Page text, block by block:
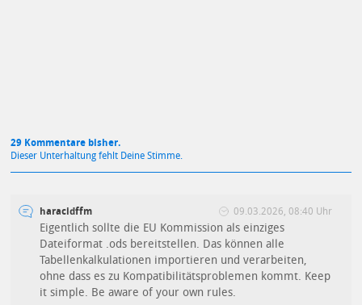
29 Kommentare bisher.
Dieser Unterhaltung fehlt Deine Stimme.
haracidffm 09.03.2026, 08:40 Uhr
Eigentlich sollte die EU Kommission als einziges
Dateiformat .ods bereitstellen. Das können alle
Tabellenkalkulationen importieren und verarbeiten,
ohne dass es zu Kompatibilitätsproblemen kommt. Keep
it simple. Be aware of your own rules.